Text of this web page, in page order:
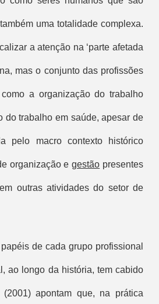
uma totalidade complexa.
a atenção na ‘parte afetada
mas o conjunto das profissões
a organização do trabalho
dotrabalho em saúde, apesar de
pelo macro contexto histórico
organização egestão presentes
outras atividades do setor de
de cada grupo profissional
ao longo da história, tem cabido
apontam que, na prática